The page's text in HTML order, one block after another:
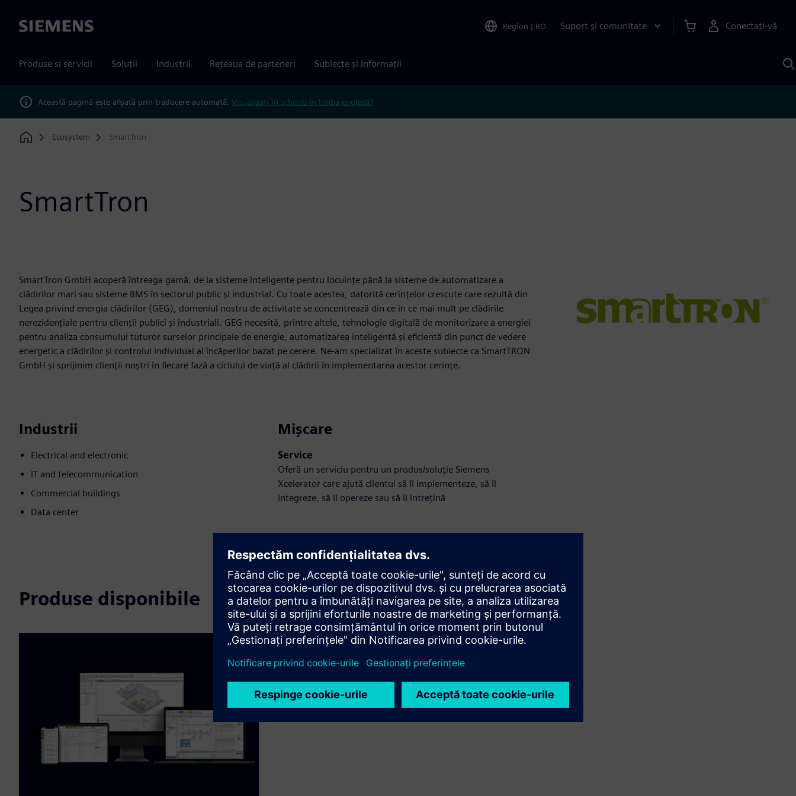
Siemens Region | RO Suport și comunitate Conectați-vă
Produse si servicii Soluții Industrii Rețeaua de parteneri Subiecte și informații
Această pagină este afișată prin traducere automată. Vizualizați în schimb în limba engleză?
Home
Ecosystem SmartTron
SmartTron
SmartTron GmbH acoperă întreaga gamă, de la sisteme inteligente pentru locuințe până la sisteme de automatizare a
clădirilor mari sau sisteme BMS în sectorul public și industrial. Cu toate acestea, datorită cerințelor crescute care rezultă din
Legea privind energia clădirilor (GEG), domeniul nostru de activitate se concentrează din ce în ce mai mult pe clădirile
nerezidențiale pentru clienții publici și industriali. GEG necesită, printre altele, tehnologie digitală de monitorizare a energiei
pentru analiza consumului tuturor surselor principale de energie, automatizarea inteligentă și eficientă din punct de vedere
energetic a clădirilor și controlul individual al încăperilor bazat pe cerere. Ne-am specializat în aceste subiecte ca SmartTRON
GmbH și sprijinim clienții noștri în fiecare fază a ciclului de viață al clădirii în implementarea acestor cerințe.
Industrii
Electrical and electronic
IT and telecommunication
Commercial buildings
Data center
Mișcare
Service
Oferă un serviciu pentru un produs/soluție Siemens
Xcelerator care ajută clientul să îl implementeze, să îl
integreze, să îl opereze sau să îl întrețină
Produse disponibile